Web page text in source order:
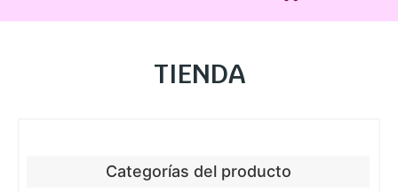
TIENDA
Categorías del producto